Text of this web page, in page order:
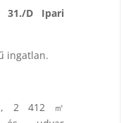
31./D Ipari
ingatlan.
2 412 ㎡